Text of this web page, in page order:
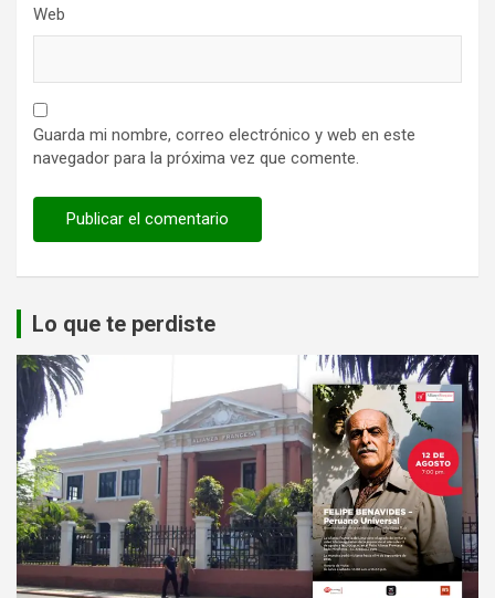
Web
Guarda mi nombre, correo electrónico y web en este
navegador para la próxima vez que comente.
Lo que te perdiste